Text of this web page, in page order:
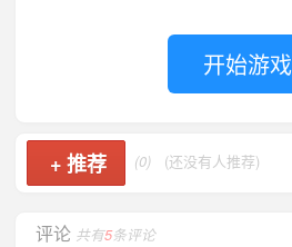
开始游戏
+推荐 (0) (还没有人推荐)
评论 共有5条评论